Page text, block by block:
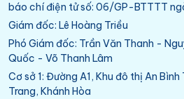
báo chí điện tử số: 06/GP-BTTTT
Giám đốc: Lê Hoàng Triều
Phó Giám đốc: Trần Văn Thanh -
Quốc - Võ Thanh Lâm
Cơ sở 1: Đường A1, Khu đô thị An
Trang, Khánh Hòa